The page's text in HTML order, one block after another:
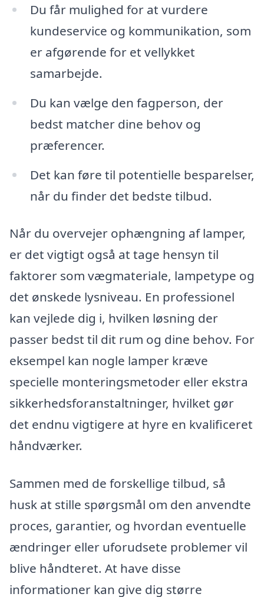
Du får mulighed for at vurdere
kundeservice og kommunikation, som
er afgørende for et vellykket
samarbejde.
Du kan vælge den fagperson, der
bedst matcher dine behov og
præferencer.
Det kan føre til potentielle besparelser,
når du finder det bedste tilbud.
Når du overvejer ophængning af lamper,
er det vigtigt også at tage hensyn til
faktorer som vægmateriale, lampetype og
det ønskede lysniveau. En professionel
kan vejlede dig i, hvilken løsning der
passer bedst til dit rum og dine behov. For
eksempel kan nogle lamper kræve
specielle monteringsmetoder eller ekstra
sikkerhedsforanstaltninger, hvilket gør
det endnu vigtigere at hyre en kvalificeret
håndværker.
Sammen med de forskellige tilbud, så
husk at stille spørgsmål om den anvendte
proces, garantier, og hvordan eventuelle
ændringer eller uforudsete problemer vil
blive håndteret. At have disse
informationer kan give dig større